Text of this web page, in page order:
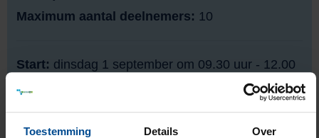
Toestemming Details Over
Maximum aantal deelnemers: 10
Start: dinsdag 1 september om 09.30 uur - 12.00
Overige cursusdata:
8 september, 15 september,